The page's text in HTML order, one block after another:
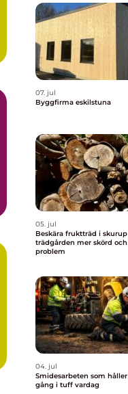
07. jul
Byggfirma eskilstuna
05. jul
Beskära fruktträd i skurup så får
trädgården mer skörd
problem
04. jul
Smidesarbeten som
gång i tuff vardag